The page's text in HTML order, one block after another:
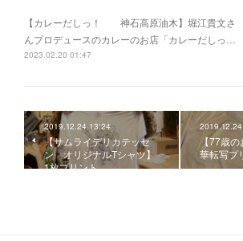
【カレーだしっ！ 神石高原油木】堀江貴文さ
んプロデュースのカレーのお店「カレーだしっ…
2023.02.20 01:47
2019.12.24 13:24
【サムライデリカテッセ
ン オリジナルTシャツ】
1枚プリント
【77歳
華転写プ